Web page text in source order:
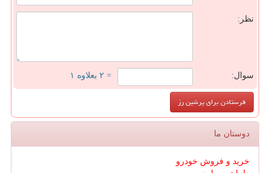
نظر:
سوال: = ۲ بعلاوه ۱
دوستان ما
خرید و فروش خودرو